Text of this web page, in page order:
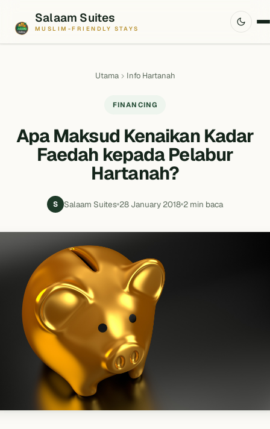
Salaam Suites
MUSLIM-FRIENDLY STAYS
Utama Info Hartanah
FINANCING
Apa Maksud Kenaikan Kadar
Faedah kepada Pelabur
Hartanah?
S Salaam Suites 28 January 2018 2 min baca